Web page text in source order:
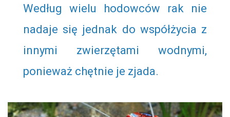
Według wielu hodowców rak nie
nadaje się jednak do współżycia z
innymi zwierzętami wodnymi,
ponieważ chętnie je zjada.